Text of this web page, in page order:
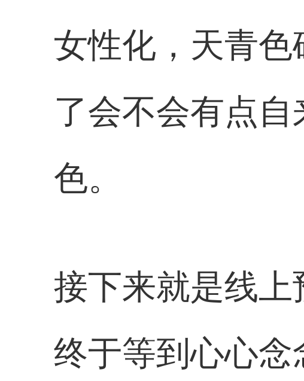
女性化，天青色
了会不会有点
色。
接下来就是线上
终于等到心心念